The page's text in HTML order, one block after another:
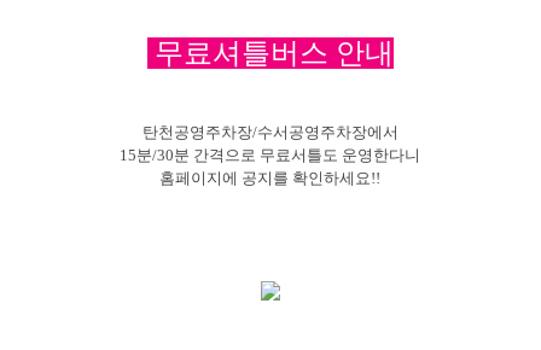
무료셔틀버스 안내
탄천공영주차장/수서공영주차장에서
15분/30분 간격으로 무료서틀도 운영한다니
홈페이지에 공지를 확인하세요!!